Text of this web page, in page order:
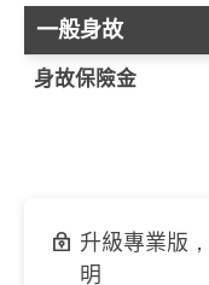
一般身故
身故保險金
升級專業版
明